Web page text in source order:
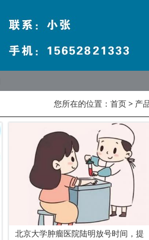
您所在的位置： 首页> 产
北京大学肿瘤医院陆明放号时间，提